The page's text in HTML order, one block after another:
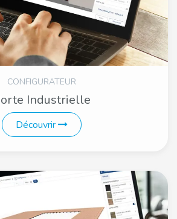
CONFIGURATEUR
Industrielle
Découvrir